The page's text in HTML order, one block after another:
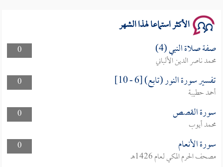
الأكثر استماعا لهذا الشهر
0 صفة صلاة النبي (4)
محمد ناصر الدين الألباني
0
تفسير سورة النور (تابع) [6 - 10]
أحمد حطيبة
0
سورة القصص
محمد أيوب
0
سورة الأنعام
مصحف الحرم المكي لعام 1426هـ